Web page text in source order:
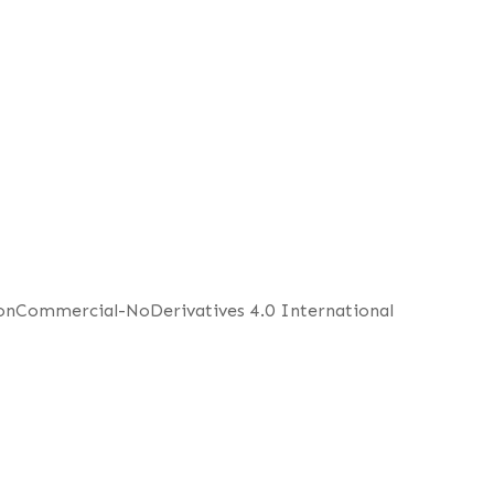
NoDerivatives 4.0 International